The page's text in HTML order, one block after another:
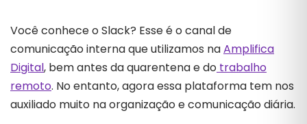
Você conhece o Slack? Esse é o canal de
comunicação interna que utilizamos naAmplifica
Digital, bem antes da quarentena e do trabalho
remoto. No entanto, agora essa plataforma tem nos
auxiliado muito na organização e comunicação diária.